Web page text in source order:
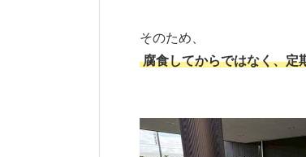
そのため、
腐食してからではなく、定